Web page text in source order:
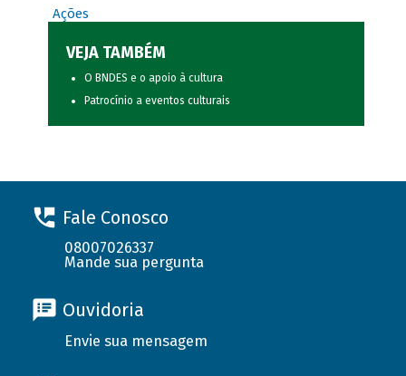
Ações
VEJA TAMBÉM
O BNDES e o apoio à cultura
Patrocínio a eventos culturais
Fale Conosco
08007026337
Mande sua pergunta
Ouvidoria
Envie sua mensagem